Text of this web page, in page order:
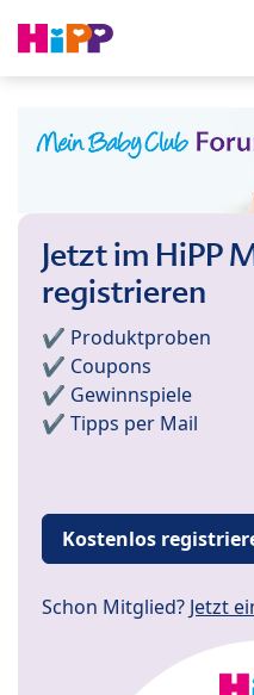
Jetzt im HiPP
registrieren
✔️ Produktproben
✔️ Coupons
✔️ Gewinnspiele
✔️ Tipps per Mail
Kostenlos
Schon Mitglied? Jetzt